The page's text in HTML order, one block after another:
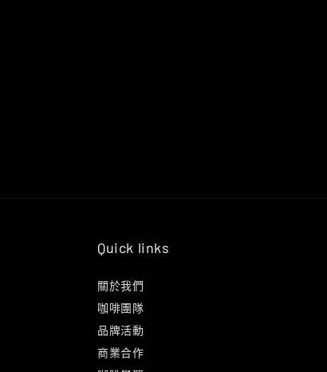
Quick links
關於我們
咖啡團隊
品牌活動
商業合作